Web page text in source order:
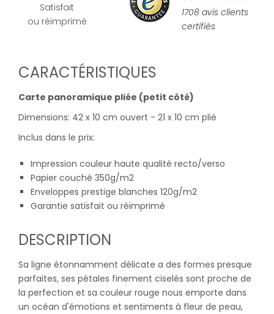
Satisfait
ou réimprimé
1708 avis clients
certifiés
CARACTÉRISTIQUES
Carte panoramique pliée (petit côté)
Dimensions: 42 x 10 cm ouvert - 21 x 10 cm plié
Inclus dans le prix:
Impression couleur haute qualité recto/verso
Papier couché 350g/m2
Enveloppes prestige blanches 120g/m2
Garantie satisfait ou réimprimé
DESCRIPTION
Sa ligne étonnamment délicate a des formes presque
parfaites, ses pétales finement ciselés sont proche de
la perfection et sa couleur rouge nous emporte dans
un océan d'émotions et sentiments à fleur de peau,